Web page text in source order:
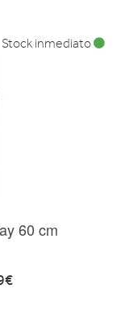
60 cm
Stock inmediato